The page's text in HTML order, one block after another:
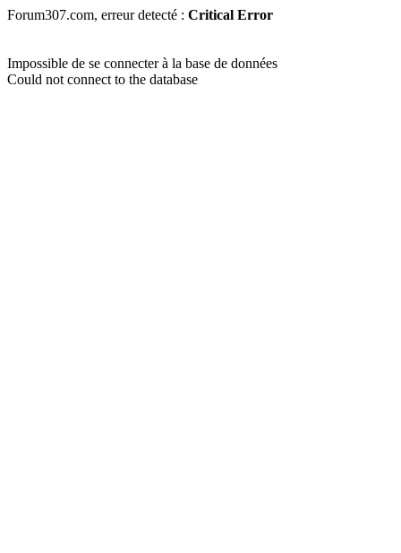
Forum307.com, erreur detecté : Critical Error
Impossible de se connecter à la base de données
Could not connect to the database